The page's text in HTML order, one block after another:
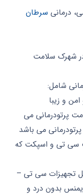
درمانی سرطان
شهرک سلامت
شامل:
پرتودرمانی می
می باشد
سی تی و اسپکت که
تجهیزات سی تی –
بدون درد و